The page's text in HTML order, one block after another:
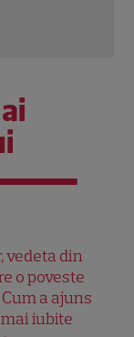
vedeta din
o poveste
a ajuns
iubite